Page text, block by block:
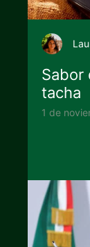
Sabor
tacha
1 de